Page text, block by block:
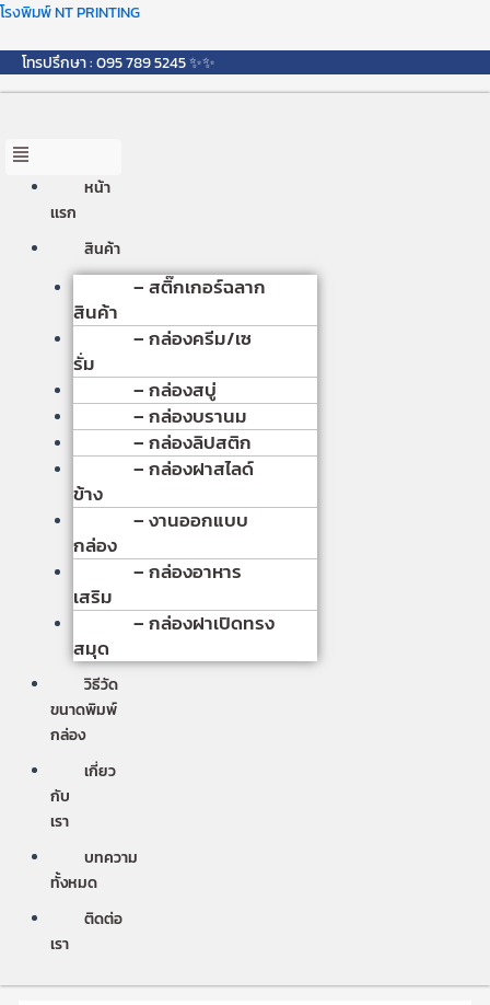
Skip
content
โรงพิมพ์ NT PRINTING
โทรปรึกษา : 095 789 5245 ✨✨
Menu
หน้า
เเรก
สินค้า
– สติ๊กเกอร์ฉลาก
สินค้า
– กล่องครีม/เซ
รั่ม
– กล่องสบู่
– กล่องบรานม
– กล่องลิปสติก
– กล่องฝาสไลด์
ข้าง
– งานออกแบบ
กล่อง
– กล่องอาหาร
เสริม
– กล่องฝาเปิดทรง
สมุด
วิธีวัด
ขนาดพิมพ์
กล่อง
เกี่ยว
กับ
เรา
บทความ
ทั้งหมด
ติดต่อ
เรา